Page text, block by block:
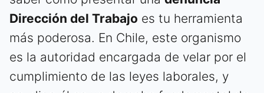
Dirección del Trabajo es tu herramienta
más poderosa. En Chile, este organismo
es la autoridad encargada de velar por el
cumplimiento de las leyes laborales, y